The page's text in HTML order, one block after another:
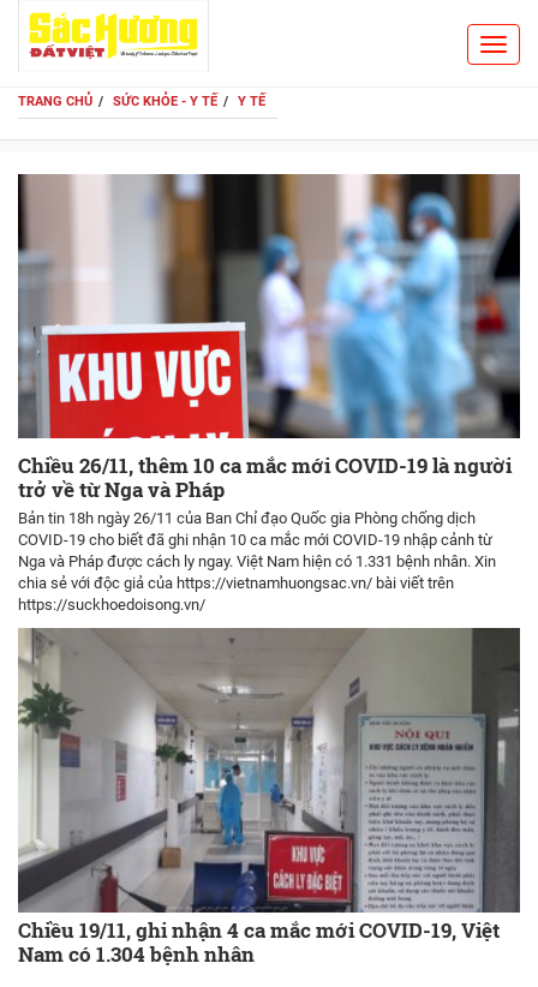
TRANG CHỦ SỨC KHỎE - Y TẾ Y TẾ
Chiều 26/11, thêm 10 ca mắc mới COVID-19 là người
trở về từ Nga và Pháp
Bản tin 18h ngày 26/11 của Ban Chỉ đạo Quốc gia Phòng chống dịch
COVID-19 cho biết đã ghi nhận 10 ca mắc mới COVID-19 nhập cảnh từ
Nga và Pháp được cách ly ngay. Việt Nam hiện có 1.331 bệnh nhân. Xin
chia sẻ với độc giả của https://vietnamhuongsac.vn/ bài viết trên
https://suckhoedoisong.vn/
Chiều 19/11, ghi nhận 4 ca mắc mới COVID-19, Việt
Nam có 1.304 bệnh nhân